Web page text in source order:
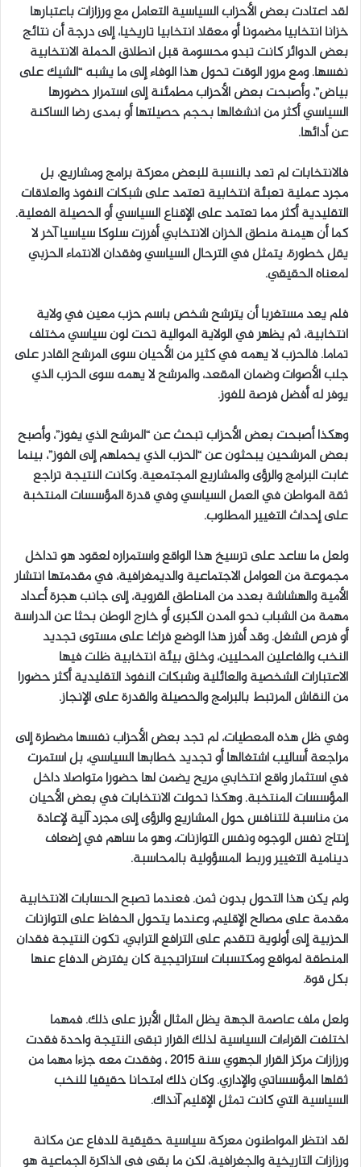
لقد اعتادت بعض الأحزاب السياسية التعامل مع ورزازات باعتبارها
خزانا انتخابيا مضمونا أو معقلا انتخابيا تاريخيا، إلى درجة أن نتائج
بعض الدوائر كانت تبدو محسومة قبل انطلاق الحملة الانتخابية
نفسها. ومع مرور الوقت تحول هذا الوفاء إلى ما يشبه “الشيك على
بياض”، وأصبحت بعض الأحزاب مطمئنة إلى استمرار حضورها
السياسي أكثر من انشغالها بحجم حصيلتها أو بمدى رضا الساكنة
عن أدائها.
فالانتخابات لم تعد بالنسبة للبعض معركة برامج ومشاريع، بل
مجرد عملية تعبئة انتخابية تعتمد على شبكات النفوذ والعلاقات
التقليدية أكثر مما تعتمد على الإقناع السياسي أو الحصيلة الفعلية.
كما أن هيمنة منطق الخزان الانتخابي أفرزت سلوكا سياسيا آخر لا
يقل خطورة، يتمثل في الترحال السياسي وفقدان الانتماء الحزبي
لمعناه الحقيقي.
فلم يعد مستغربا أن يترشح شخص باسم حزب معين في ولاية
انتخابية، ثم يظهر في الولاية الموالية تحت لون سياسي مختلف
تماما. فالحزب لا يهمه في كثير من الأحيان سوى المرشح القادر على
جلب الأصوات وضمان المقعد، والمرشح لا يهمه سوى الحزب الذي
يوفر له أفضل فرصة للفوز.
وهكذا أصبحت بعض الأحزاب تبحث عن “المرشح الذي يفوز”، وأصبح
بعض المرشحين يبحثون عن “الحزب الذي يحملهم إلى الفوز”، بينما
غابت البرامج والرؤى والمشاريع المجتمعية. وكانت النتيجة تراجع
ثقة المواطن في العمل السياسي وفي قدرة المؤسسات المنتخبة
على إحداث التغيير المطلوب.
ولعل ما ساعد على ترسيخ هذا الواقع واستمراره لعقود هو تداخل
مجموعة من العوامل الاجتماعية والديمغرافية، في مقدمتها انتشار
الأمية والهشاشة بعدد من المناطق القروية، إلى جانب هجرة أعداد
مهمة من الشباب نحو المدن الكبرى أو خارج الوطن بحثا عن الدراسة
أو فرص الشغل. وقد أفرز هذا الوضع فراغا على مستوى تجديد
النخب والفاعلين المحليين، وخلق بيئة انتخابية ظلت فيها
الاعتبارات الشخصية والعائلية وشبكات النفوذ التقليدية أكثر حضورا
من النقاش المرتبط بالبرامج والحصيلة والقدرة على الإنجاز.
وفي ظل هذه المعطيات، لم تجد بعض الأحزاب نفسها مضطرة إلى
مراجعة أساليب اشتغالها أو تجديد خطابها السياسي، بل استمرت
في استثمار واقع انتخابي مريح يضمن لها حضورا متواصلا داخل
المؤسسات المنتخبة. وهكذا تحولت الانتخابات في بعض الأحيان
من مناسبة للتنافس حول المشاريع والرؤى إلى مجرد آلية لإعادة
إنتاج نفس الوجوه ونفس التوازنات، وهو ما ساهم في إضعاف
دينامية التغيير وربط المسؤولية بالمحاسبة.
ولم يكن هذا التحول بدون ثمن. فعندما تصبح الحسابات الانتخابية
مقدمة على مصالح الإقليم، وعندما يتحول الحفاظ على التوازنات
الحزبية إلى أولوية تتقدم على الترافع الترابي، تكون النتيجة فقدان
المنطقة لمواقع ومكتسبات استراتيجية كان يفترض الدفاع عنها
بكل قوة.
ولعل ملف عاصمة الجهة يظل المثال الأبرز على ذلك. فمهما
اختلفت القراءات السياسية لذلك القرار تبقى النتيجة واحدة فقدت
ورزازات مركز القرار الجهوي سنة 2015 ، وفقدت معه جزءا مهما من
ثقلها المؤسساتي والإداري. وكان ذلك امتحانا حقيقيا للنخب
السياسية التي كانت تمثل الإقليم آنذاك.
لقد انتظر المواطنون معركة سياسية حقيقية للدفاع عن مكانة
ورزازات التاريخية والجغرافية، لكن ما بقي في الذاكرة الجماعية هو